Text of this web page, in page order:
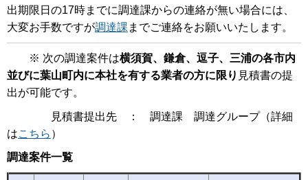
出期限日の17時までに調達課からの連絡が無い場合には、
大変お手数ですが調達課 までご連絡をお願いいたします。
※ 次の調達案件は横須賀、鎌倉、逗子、三浦の各市内
並びに葉山町内に本社を有する業者の方に限り 見積書の提
出が可能です。
見積書提出先 ： 調達課 調達グループ（詳細
はこちら ）
調達案件一覧